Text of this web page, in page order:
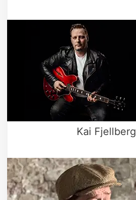
Kai Fjellberg